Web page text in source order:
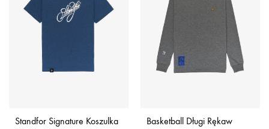
Standfor Signature Koszulka
Basketball Długi Rękaw